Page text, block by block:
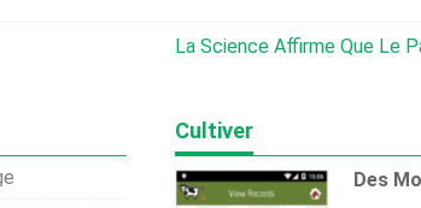
La Science Affirme Que Le Pâturage
Cultiver